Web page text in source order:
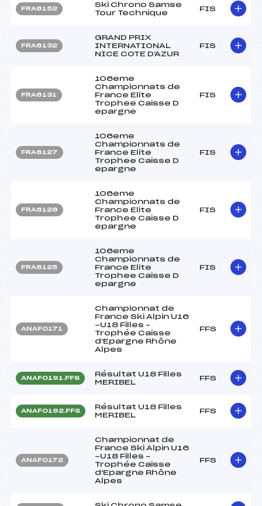
FRA6152
Ski Chrono Samse
Tour Technique
FIS
FRA6132
GRAND PRIX
INTERNATIONAL
NICE COTE D'AZUR
FIS
FRA6131
106eme
Championnats de
France Elite
Trophee Caisse D
epargne
FIS
FRA6127
106eme
Championnats de
France Elite
Trophee Caisse D
epargne
FIS
FRA6126
106eme
Championnats de
France Elite
Trophee Caisse D
epargne
FIS
FRA6125
106eme
Championnats de
France Elite
Trophee Caisse D
epargne
FIS
ANAF0171
Championnat de
France Ski Alpin U16
-U18 Filles –
Trophée Caisse
d'Epargne Rhône
Alpes
FFS
ANAF0191.FFS
Résultat U18 Filles
MERIBEL
FFS
ANAF0192.FFS
Résultat U18 Filles
MERIBEL
FFS
ANAF0172
Championnat de
France Ski Alpin U16
-U18 Filles –
Trophée Caisse
d'Epargne Rhône
Alpes
FFS